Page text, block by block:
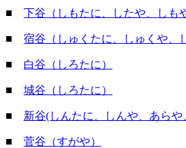
■ 下谷（しもたに、したや、しも
■ 宿谷（しゅくたに、しゅくや、
■ 白谷（しろたに）
■ 城谷（しろたに）
■ 新谷(しんたに、しんや、あらや
■ 菅谷（すがや）